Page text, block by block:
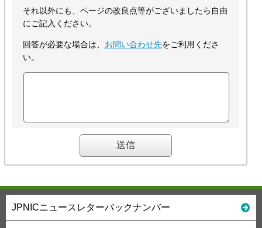
それ以外にも、ページの改良点等がございましたら自由
にご記入ください。
回答が必要な場合は、 お問い合わせ先をご利用くださ
い。
JPNICニュースレターバックナンバー